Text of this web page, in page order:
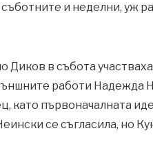
съботните и неделни, уж
Диков в събота
работи Надежда
като първоначалната
се съгласила, но